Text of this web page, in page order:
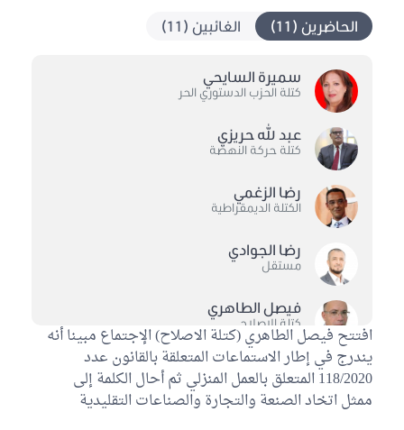
افتتح فيصل الطاهري (كتلة الاصلاح) الإجتماع مبينا أنه
يندرج في إطار الاستماعات المتعلقة بالقانون عدد
118/2020 المتعلق بالعمل المنزلي ثم أحال الكلمة إلى
ممثل اتخاد الصنعة والتجارة والصناعات التقليدية
الحاضرين (11) الغائبين (11)
سميرة السايحي
كتلة الحزب الدستوري الحر
عبد الله حريزي
كتلة حركة النهضة
رضا الزغمي
الكتلة الديمقراطية
رضا الجوادي
مستقل
فيصل الطاهري
كتلة الاصلاح
صفاء الغريبي
الكتلة الوطنية